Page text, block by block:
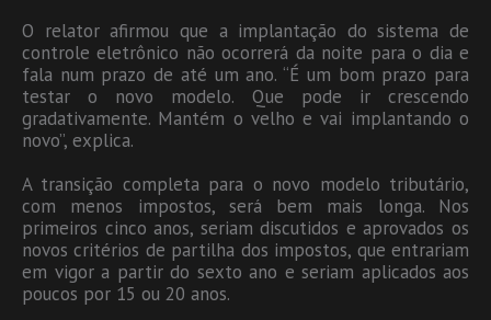
O relator afirmou que a implantação do sistema de
controle eletrônico não ocorrerá da noite para o dia e
fala num prazo de até um ano. “É um bom prazo para
testar o novo modelo. Que pode ir crescendo
gradativamente. Mantém o velho e vai implantando o
novo”, explica.
A transição completa para o novo modelo tributário,
com menos impostos, será bem mais longa. Nos
primeiros cinco anos, seriam discutidos e aprovados os
novos critérios de partilha dos impostos, que entrariam
em vigor a partir do sexto ano e seriam aplicados aos
poucos por 15 ou 20 anos.